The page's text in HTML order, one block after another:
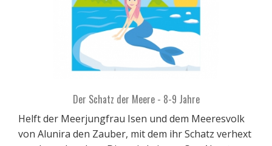
Der Schatz der Meere - 8-9 Jahre
Helft der Meerjungfrau Isen und dem Meeresvolk
von Alunira den Zauber, mit dem ihr Schatz verhext